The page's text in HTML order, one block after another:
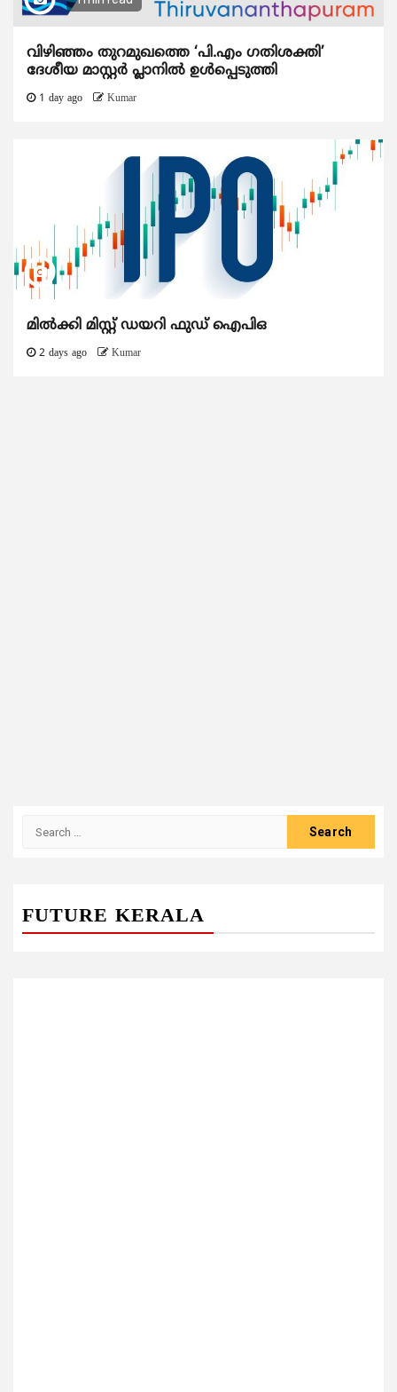
വിഴിഞ്ഞം തുറമുഖത്തെ ‘പി.എം ഗതിശക്തി’
ദേശീയ മാസ്റ്റർ പ്ലാനിൽ ഉൾപ്പെടുത്തി
1 day ago Kumar
മിൽക്കി മിസ്റ്റ് ഡയറി ഫുഡ് ഐപിഒ
2 days ago Kumar
FUTURE KERALA